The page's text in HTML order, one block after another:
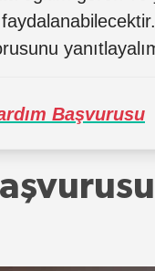
Başvurusu